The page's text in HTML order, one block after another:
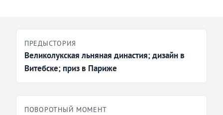
ПРЕДЫСТОРИЯ
Великолукская льняная династия; дизайн в
Витебске; приз в Париже
ПОВОРОТНЫЙ МОМЕНТ